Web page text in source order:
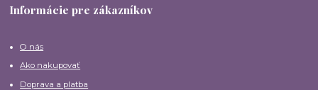
Informácie pre zákazníkov
O nás
Ako nakupovať
Doprava a platba